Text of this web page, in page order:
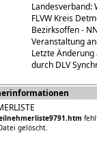
Landesverband:
FLVW Kreis
Bezirksoffen -
Veranstaltung
Letzte
durch DLV
gelöscht.